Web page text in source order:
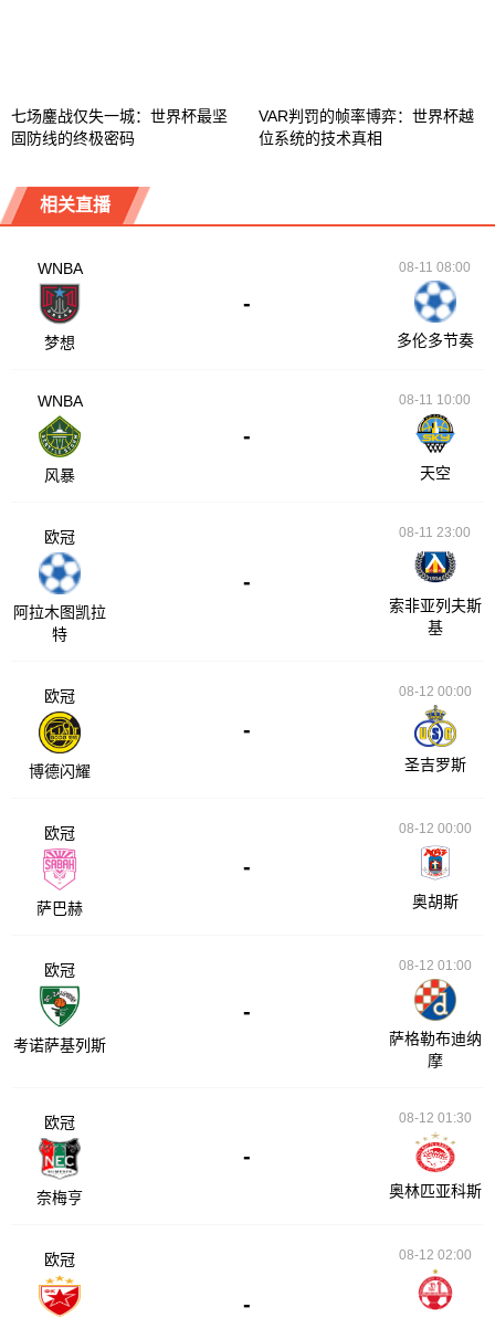
七场鏖战仅失一城：世界杯最坚
固防线的终极密码
VAR判罚的帧率博弈：世界杯越
位系统的技术真相
相关直播
WNBA
梦想
-
08-11 08:00
多伦多节奏
WNBA
风暴
-
08-11 10:00
天空
欧冠
阿拉木图凯拉
特
-
08-11 23:00
索非亚列夫斯
基
欧冠
博德闪耀
-
08-12 00:00
圣吉罗斯
欧冠
萨巴赫
-
08-12 00:00
奥胡斯
欧冠
考诺萨基列斯
-
08-12 01:00
萨格勒布迪纳
摩
欧冠
奈梅亨
-
08-12 01:30
奥林匹亚科斯
欧冠
-
08-12 02:00